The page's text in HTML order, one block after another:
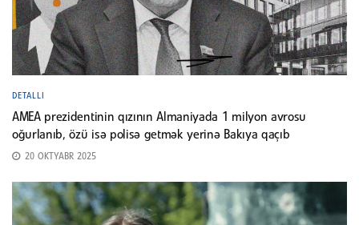
DETALLI
AMEA prezidentinin qızının Almaniyada 1 milyon avrosu
oğurlanıb, özü isə polisə getmək yerinə Bakıya qaçıb
20 OKTYABR 2025